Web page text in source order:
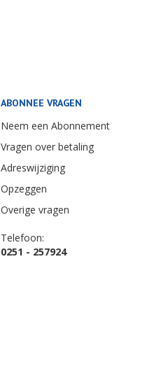
ABONNEE VRAGEN
Neem een Abonnement
Vragen over betaling
Adreswijziging
Opzeggen
Overige vragen
Telefoon:
0251 - 257924